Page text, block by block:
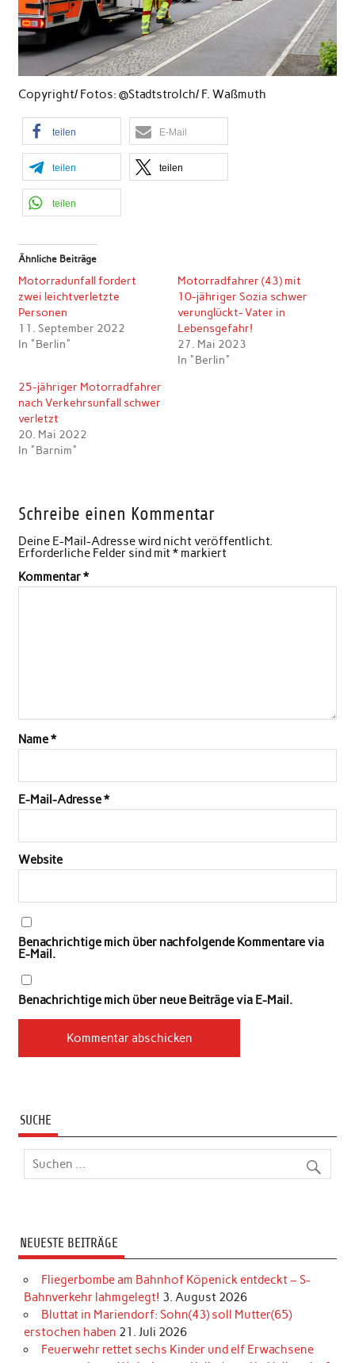
Copyright/ Fotos: @Stadtstrolch/ F. Waßmuth
teilen E-Mail
teilen teilen
teilen
Ähnliche Beiträge
Motorradunfall fordert
zwei leichtverletzte
Personen
11. September 2022
In "Berlin"
Motorradfahrer (43) mit
10-jähriger Sozia schwer
verunglückt- Vater in
Lebensgefahr!
27. Mai 2023
In "Berlin"
25-jähriger Motorradfahrer
nach Verkehrsunfall schwer
verletzt
20. Mai 2022
In "Barnim"
Schreibe einen Kommentar
Deine E-Mail-Adresse wird nicht veröffentlicht.
Erforderliche Felder sind mit*markiert
Kommentar*
Name*
E-Mail-Adresse*
Website
Benachrichtige mich über nachfolgende Kommentare via
E-Mail.
Benachrichtige mich über neue Beiträge via E-Mail.
SUCHE
NEUESTE BEITRÄGE
Fliegerbombe am Bahnhof Köpenick entdeckt – S-
Bahnverkehr lahmgelegt! 3. August 2026
Bluttat in Mariendorf: Sohn(43) soll Mutter(65)
erstochen haben 21. Juli 2026
Feuerwehr rettet sechs Kinder und elf Erwachsene